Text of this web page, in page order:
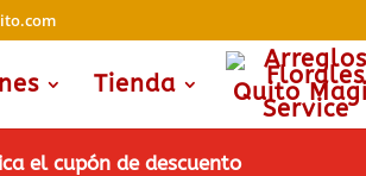
Tienda
el cupón de descuento